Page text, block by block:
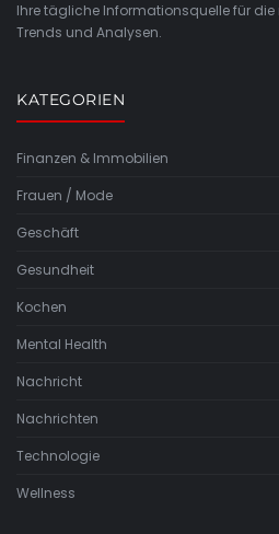
Ihre tägliche Informationsquelle für die
Trends und Analysen.
KATEGORIEN
Finanzen & Immobilien
Frauen / Mode
Geschäft
Gesundheit
Kochen
Mental Health
Nachricht
Nachrichten
Technologie
Wellness